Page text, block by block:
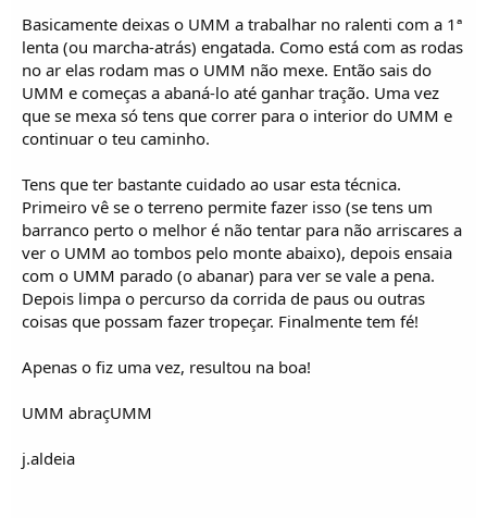
Basicamente deixas o UMM a trabalhar no ralenti com a 1ª
lenta (ou marcha-atrás) engatada. Como está com as rodas
no ar elas rodam mas o UMM não mexe. Então sais do
UMM e começas a abaná-lo até ganhar tração. Uma vez
que se mexa só tens que correr para o interior do UMM e
continuar o teu caminho.
Tens que ter bastante cuidado ao usar esta técnica.
Primeiro vê se o terreno permite fazer isso (se tens um
barranco perto o melhor é não tentar para não arriscares a
ver o UMM ao tombos pelo monte abaixo), depois ensaia
com o UMM parado (o abanar) para ver se vale a pena.
Depois limpa o percurso da corrida de paus ou outras
coisas que possam fazer tropeçar. Finalmente tem fé!
Apenas o fiz uma vez, resultou na boa!
UMM abraçUMM
j.aldeia